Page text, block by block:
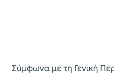
Σύμφωνα με τη Γενική